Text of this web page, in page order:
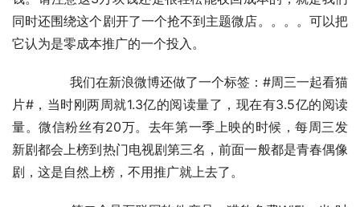
同时还围绕这个剧开了一个抢不到主题微店。。。。可以把
它认为是零成本推广的一个投入。
片#，当时刚两周就1.3亿的阅读量了，现在有3.5亿的阅读
量。微信粉丝有20万。去年第一季上映的时候，每周三发
新剧都会上榜到热门电视剧第三名，前面一般都是青春偶像
剧，这是自然上榜，不用推广就上去了。